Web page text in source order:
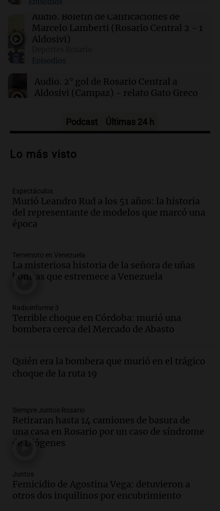
Boletín de Calificaciones de la victoria de
Rosario Central ante Aldosivi
PorMarcelo Lamberti
Nicolás Tagliafico anticipa su retiro del
Episodios
Audio. Boletín de Calificaciones de
Marcelo Lamberti (Rosario Central 2 - 1
Aldosivi)
Episodios
Audio. 2° gol de Rosario Central a
Aldosivi (Campaz) - relato Gato Greco
Audio.Nuevo desarrollo urbano y casa
en Villa María
Audio.
la Bulaya abrirá sus puertas mañana con
diversas actividades y sorpresas
Panorama Federal
edificios y proyecta una casa del
estudiante con 48 municipios
involucrados
Episodios
Audio.
1° gol de Rosario Central a
Aldosivi (Zalazar en contra) - relato
Gato Greco
Episodios
Audio.Recomendaciones de vino
bonarda para disfrutar el fin de semana
Episodios
Audio.Mañana inicia la gran exposición
en la Sociedad Rural de Bulaya con
Episodios
Audio.Villa María presenta nuevos
edificios y una casa del estudiante para
Podcast Últimas 24 h
Lo más visto
Espectáculos
Murió Leandro Rud a los 51 años: la historia
del representante de modelos que marcó una
época
Terremoto en Venezuela
La misteriosa historia de la señora de uñas
bonitas que estremece a Venezuela
Radioinforme 3
Terrible choque en Córdoba: murió una
bombera cerca del Mercado de Abasto
Quién era la bombera que murió en el trágico
choque de la ruta 19
Siempre Juntos Rosario
Retiraran hasta 14 camiones de basura de
una casa en Rosario por un caso de síndrome
de Diógenes
Juntos
Femicidio de Agostina Vega: detuvieron a
otros dos inquilinos por encubrimiento